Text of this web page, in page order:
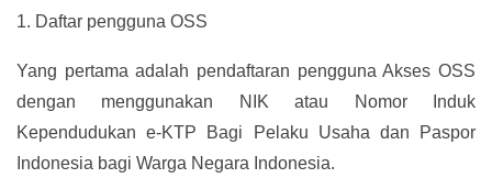
1. Daftar pengguna OSS
Yang pertama adalah pendaftaran pengguna Akses OSS
dengan menggunakan NIK atau Nomor Induk
Kependudukan e-KTP Bagi Pelaku Usaha dan Paspor
Indonesia bagi Warga Negara Indonesia.